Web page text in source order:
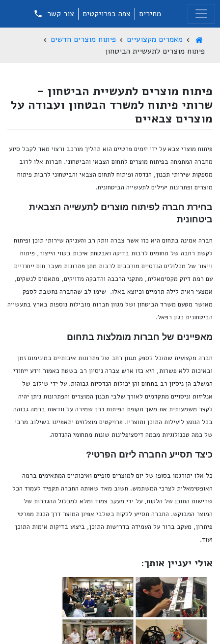
מחירים צפה בפרויקטים צור קשר
מאמרים מקצועיים
פיתוח מוצרים חדשים
פיתוח מוצרים לתעשיית הביטחון
פיתוח מוצרים לתעשיית הביטחון -
שרותי פיתוח למשרד הבטחון ועבודה על
מוצרים צבאיים
פיתוח מוצרי צבא על ידי יזמים פרטיים הוא תהליך מורכב ורצוי מאד לקבל סיוע
מחברה המתמחה בפיתוח מוצרים לתחום הצבאי והביטחוני. חברות אלו לרוב
מספקות שירותי תכנון, הנדסה ופיתוח לתחום הצבאי והביטחוני לרבות פיתוח
מוצרים ופתרונות יעילים לתעשייה הביטחונית.
בחירת חברה לפיתוח מוצרים לתעשייה הצבאית
ביטחונית
חברה אמינה בתחום היא כזו אשר צברה וותק רב והעניקה שירותי תוכן ופיתוח
לקשת רחבה של תחומים לרבות בדיקה ואבטחת איכות בקווי הייצור, פיתוח
וייצור של מכלולים הנדסיים מורכבים לרבות מתן פתרונות מעבר חום ייחודיים
עם רמת דיוק מקסימאלית, מתקני הרכבה והדבקה מדויקים, מתאמים לנשקים,
אמצעי ראית לילה תרמיים וכיוצא באלו. שימו לב שהחברה נחשבת לספק
מאושר מטעם משרד הביטחון ושל מגוון חברות מובילות נוספות בארץ בתעשייה
הביטחונית כגון רפאל.
מאפיינים של חברות מומלצות בתחום
חברה מקצועית שתוכל לספק מגוון רחב של פתרונות איכותיים במינימום זמן
ובאיכות ללא פשרות, היא כזו ארש צברה ניסיון רב בשטח כאמור וידע ייחודי
המשלב הן ניסיון רב בתחום והן יכולות הנדסיות גבוהות. על ידי שילוב של
אנליזות וניסויים מתקדמים לאורך שלבי תכנון המוצרים והפתרונות ניתן יהיה
לקצר משמעותית את משך תקופת הפיתוח דרך שמירה על וודאות ברמה גבוהה
בכל הנוגע ליעילות התוכן ותוצריו. פרויקטים מוצלחים יתאפיינו בשילוב מרבי
של כמה טכנולוגיות מכמה דיסציפלינות שונות מתחומי ההנדסה.
כיצד תסייע החברה ליזם הפרטי?
כל אלו יתורגמו בסופו של יום למוצרים סופיים ואיכותיים המתאימים ברמה
האופטימאלית לצרכי המשתמש. חשוב מאד שאותה החברה תקפיד לעמוד הכל
שרישות התוכן של הלקוח, על ידי מעקב צמוד ומלא למכלול ההגדרות של
המוצר המבוקש. החברה תסייע ללקוח בשלבי אפיון המוצר דרך הכנת מפרטי
פיתרון, מעקב ברור על העמידה בדרישות התוכן, ביצוע בדיקות אימות התוכן
ועוד.
אולי יעניין אותך: